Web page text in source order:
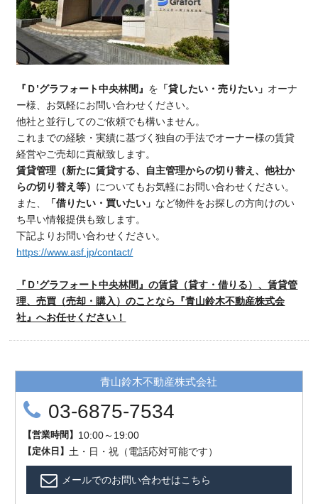
『Ｄ’グラフォート中央林間』 を 「貸したい・売りたい」 オーナ
ー様、お気軽にお問い合わせください。
他社と並行してのご依頼でも構いません。
これまでの経験・実績に基づく独自の手法でオーナー様の賃貸
経営やご売却に貢献致します。
賃貸管理（新たに賃貸する、自主管理からの切り替え、他社か
らの切り替え等） についてもお気軽にお問い合わせください。
また、
「借りたい・買いたい」 など物件をお探しの方向けのい
ち早い情報提供も致します。
下記よりお問い合わせください。
https://www.asf.jp/contact/
『Ｄ’グラフォート中央林間』の賃貸（貸す・借りる）、賃貸管
理、売買（売却・購入）のことなら『青山鈴木不動産株式会
社』へお任せください！
青山鈴木不動産株式会社
03-6875-7534
【営業時間 】 10:00～19:00
【定休日 】 土・日・祝（電話応対可能です）
メールでのお問い合わせはこちら